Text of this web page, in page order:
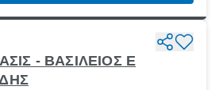
- ΒΑΣΙΛΕΙΟΣ Ε